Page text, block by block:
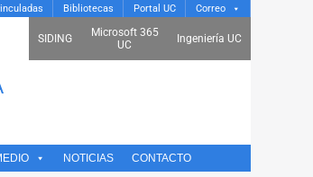
Bibliotecas Portal UC Correo
SIDING
Microsoft 365
UC
Ingeniería UC
NOTICIAS CONTACTO